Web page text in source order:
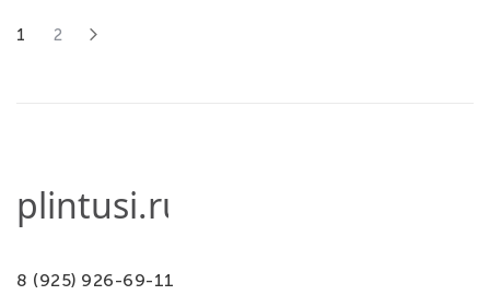
1 2
8 (925) 926-69-11